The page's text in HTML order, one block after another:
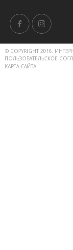
© COPYRIGHT 2016.
ПОЛЬЗОВАТЕЛЬСКОЕ
КАРТА САЙТА